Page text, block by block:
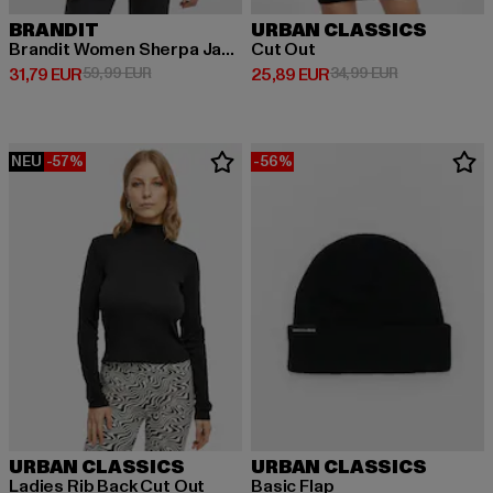
BRANDIT
Brandit Women Sherpa Jacket
31,79 EUR
Derzeitiger Preis: 31,79 EUR
59,99 EURAktionspreis: 59,99 EUR
URBAN CLASSICS
Cut Out
25,89 EUR
Derzeitiger Preis: 25,89 EUR
34,99 EURAktionspreis:
NEU -57%
URBAN CLASSICS
Ladies Rib Back Cut Out
-56%
URBAN CLASSICS
Basic Flap